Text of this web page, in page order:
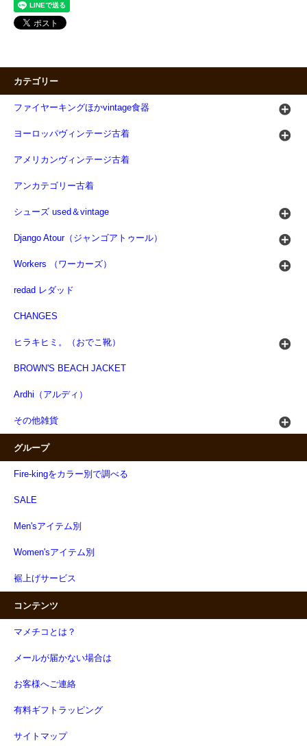
カテゴリー
ファイヤーキングほかvintage食器
ヨーロッパヴィンテージ古着
アメリカンヴィンテージ古着
アンカテゴリー古着
シューズ used＆vintage
Django Atour（ジャンゴアトゥール）
Workers （ワーカーズ）
redad レダッド
CHANGES
ヒラキヒミ。（おでこ靴）
BROWN'S BEACH JACKET
Ardhi（アルディ）
その他雑貨
グループ
Fire-kingをカラー別で調べる
SALE
Men'sアイテム別
Women'sアイテム別
裾上げサービス
コンテンツ
マメチコとは？
メールが届かない場合は
お客様へご連絡
有料ギフトラッピング
サイトマップ